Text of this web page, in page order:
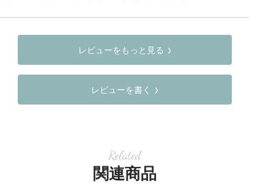
レビューをもっと見る
レビューを書く
Related
関連商品